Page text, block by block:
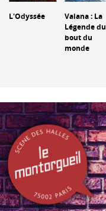
L'Odyssée
Vaiana : La
Légende du
bout du
monde